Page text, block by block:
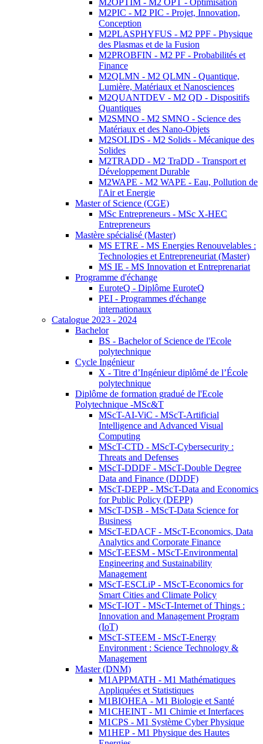
M2OPTIM - M2 OPT - Optimisation
M2PIC - M2 PIC - Projet, Innovation,
Conception
M2PLASPHYFUS - M2 PPF - Physique
des Plasmas et de la Fusion
M2PROBFIN - M2 PF - Probabilités et
Finance
M2QLMN - M2 QLMN - Quantique,
Lumière, Matériaux et Nanosciences
M2QUANTDEV - M2 QD - Dispositifs
Quantiques
M2SMNO - M2 SMNO - Science des
Matériaux et des Nano-Objets
M2SOLIDS - M2 Solids - Mécanique des
Solides
M2TRADD - M2 TraDD - Transport et
Développement Durable
M2WAPE - M2 WAPE - Eau, Pollution de
l'Air et Energie
Master of Science (CGE)
MSc Entrepreneurs - MSc X-HEC
Entrepreneurs
Mastère spécialisé (Master)
MS ETRE - MS Energies Renouvelables :
Technologies et Entrepreneuriat (Master)
MS IE - MS Innovation et Entreprenariat
Programme d'échange
EuroteQ - Diplôme EuroteQ
PEI - Programmes d'échange
internationaux
Catalogue 2023 - 2024
Bachelor
BS - Bachelor of Science de l'Ecole
polytechnique
Cycle Ingénieur
X - Titre d’Ingénieur diplômé de l’École
polytechnique
Diplôme de formation gradué de l'Ecole
Polytechnique -MSc&T
MScT-AI-ViC - MScT-Artificial
Intelligence and Advanced Visual
Computing
MScT-CTD - MScT-Cybersecurity :
Threats and Defenses
MScT-DDDF - MScT-Double Degree
Data and Finance (DDDF)
MScT-DEPP - MScT-Data and Economics
for Public Policy (DEPP)
MScT-DSB - MScT-Data Science for
Business
MScT-EDACF - MScT-Economics, Data
Analytics and Corporate Finance
MScT-EESM - MScT-Environmental
Engineering and Sustainability
Management
MScT-ESCLiP - MScT-Economics for
Smart Cities and Climate Policy
MScT-IOT - MScT-Internet of Things :
Innovation and Management Program
(IoT)
MScT-STEEM - MScT-Energy
Environment : Science Technology &
Management
Master (DNM)
M1APPMATH - M1 Mathématiques
Appliquées et Statistiques
M1BIOHEA - M1 Biologie et Santé
M1CHEINT - M1 Chimie et Interfaces
M1CPS - M1 Système Cyber Physique
M1HEP - M1 Physique des Hautes